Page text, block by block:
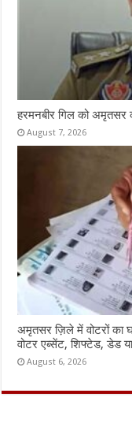
हरमनबीर गिल को अमृतसर
August 7, 2026
अमृतसर ज़िले में वोटरों का
वोटर एब्सेंट, शिफ्टेड, डेड
August 6, 2026